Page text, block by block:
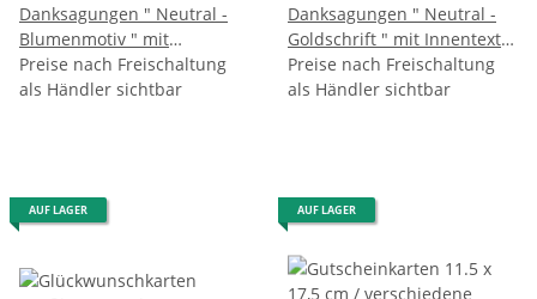
Danksagungen " Neutral -
Blumenmotiv " mit
Versandumschlag , im 5er
Pack
Preise nach Freischaltung
als Händler sichtbar
Danksagungen " Neutral -
Goldschrift " mit Innentext
und Versandumschlag , im
5er Pack -
Preise nach Freischaltung
als Händler sichtbar
AUF LAGER AUF LAGER